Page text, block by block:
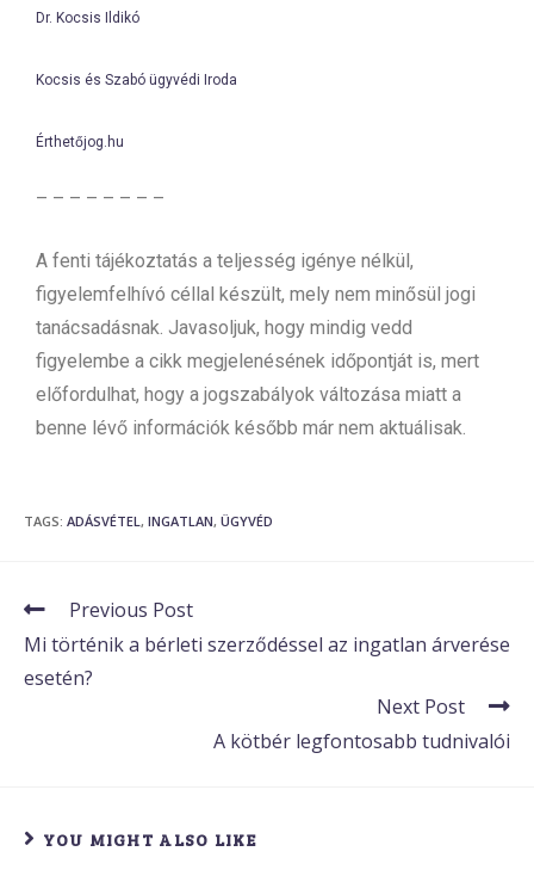
Dr. Kocsis Ildikó
Kocsis és Szabó ügyvédi Iroda
Érthetőjog.hu
– – – – – – – –
A fenti tájékoztatás a teljesség igénye nélkül,
figyelemfelhívó céllal készült, mely nem minősül jogi
tanácsadásnak. Javasoljuk, hogy mindig vedd
figyelembe a cikk megjelenésének időpontját is, mert
előfordulhat, hogy a jogszabályok változása miatt a
benne lévő információk később már nem aktuálisak.
TAGS: ADÁSVÉTEL , INGATLAN, ÜGYVÉD
Previous Post
Mi történik a bérleti szerződéssel az ingatlan árverése
esetén?
Next Post
A kötbér legfontosabb tudnivalói
YOU MIGHT ALSO LIKE